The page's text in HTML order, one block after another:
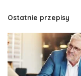
Ostatnie przepisy